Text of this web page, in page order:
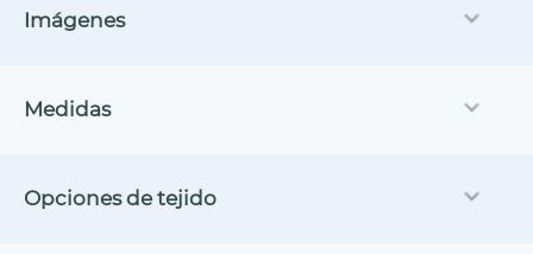
Imágenes
Medidas
Opciones de tejido